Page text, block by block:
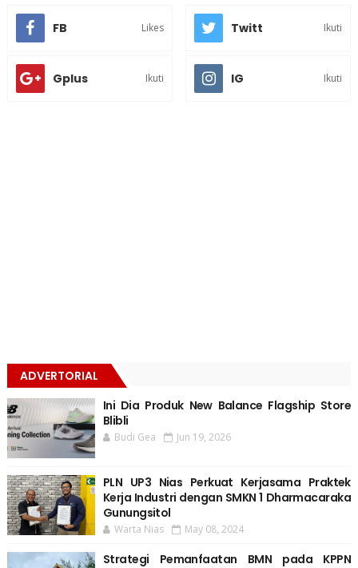
FB Likes Twitt Ikuti
Gplus Ikuti IG Ikuti
ADVERTORIAL
Ini Dia Produk New Balance Flagship Store
Blibli
Budi Gea Jun 19, 2026
PLN UP3 Nias Perkuat Kerjasama Praktek
Kerja Industri dengan SMKN 1 Dharmacaraka
Gunungsitol
Warta Nias May 08, 2024
Strategi Pemanfaatan BMN pada KPPN